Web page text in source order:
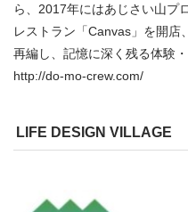
ら、2017年にはあじさい山プ
レストラン「Canvas」を開店
再編し、記憶に深く残る体験
http://do-mo-crew.com/
LIFE DESIGN VILLAGE